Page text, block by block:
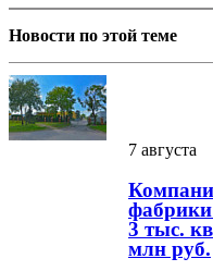
Новости по этой теме
7 августа
фабрики
3 тыс.
млн руб.